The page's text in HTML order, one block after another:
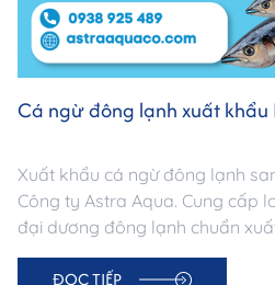
Cá ngừ đông lạnh xuất
Xuất khẩu cá ngừ đông lạnh
Công ty Astra Aqua. Cung cấp
đại dương đông lạnh chuẩn
nguồn gốc minh bạch. Đảm
chuyên nghiệp.
ĐỌC TIẾP